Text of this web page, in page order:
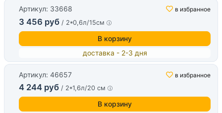
Артикул: 33668 в избранное
3 456 руб / 2*0,6л/15см
В корзину
доставка - 2-3 дня
Артикул: 46657 в избранное
4 244 руб / 2*1,6л/20 см
В корзину